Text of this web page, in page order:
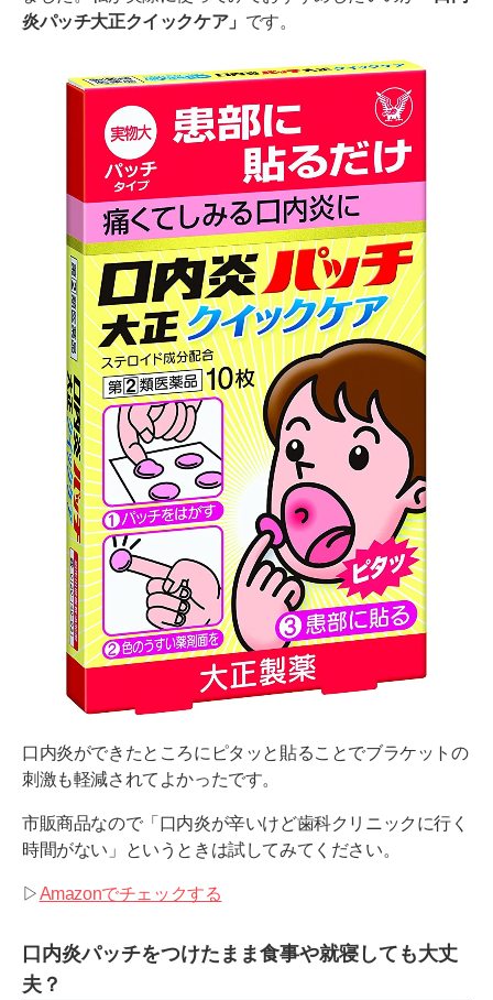
炎パッチ大正クイックケア」 です。
口内炎ができたところにピタッと貼ることでブラケットの
刺激も軽減されてよかったです。
市販商品なので「口内炎が辛いけど歯科クリニックに行く
時間がない」というときは試してみてください。
▷Amazonでチェックする
口内炎パッチをつけたまま食事や就寝しても大丈
夫？